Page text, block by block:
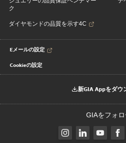
ク
ダイヤモンドの品質を示す4C
Eメールの設定
Cookieの設定
新GIA Appをダウ
GIAをフォロ